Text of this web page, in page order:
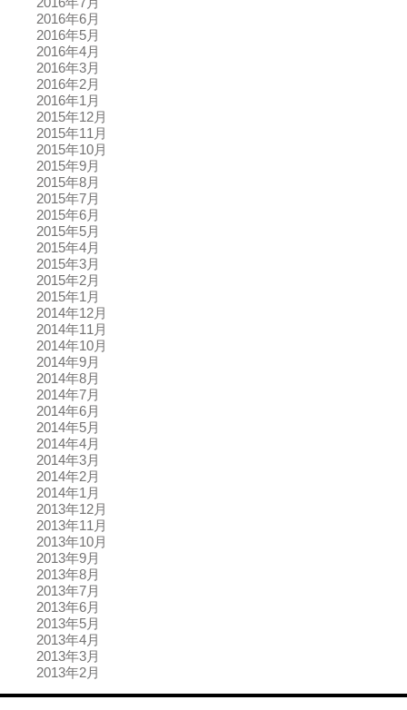
2016年6月
2016年5月
2016年4月
2016年3月
2016年2月
2016年1月
2015年12月
2015年11月
2015年10月
2015年9月
2015年8月
2015年7月
2015年6月
2015年5月
2015年4月
2015年3月
2015年2月
2015年1月
2014年12月
2014年11月
2014年10月
2014年9月
2014年8月
2014年7月
2014年6月
2014年5月
2014年4月
2014年3月
2014年2月
2014年1月
2013年12月
2013年11月
2013年10月
2013年9月
2013年8月
2013年7月
2013年6月
2013年5月
2013年4月
2013年3月
2013年2月